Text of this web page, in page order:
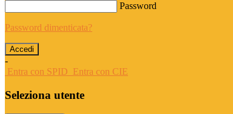
Password
Password dimenticata?
-
Entra con SPID Entra con CIE
Seleziona utente